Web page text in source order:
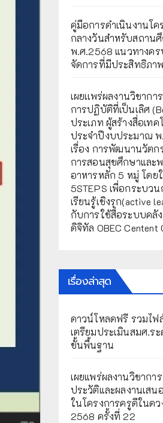
คู่มือการดำเนินงานโค
กลางวันสำหรับสถาน
พ.ศ.2568 แนวทางค
จัดการที่มีประสิทธิภาพ
เผยเเพร่ผลงานวิชากา
การปฏิบัติที่เป็นเลิศ
ประเภท ผู้สร้างสื่อเท
ประจำปีงบประมาณ
เรื่อง การพัฒนานวัตก
การสอนสุขศึกษาและ
อาหารหลัก 5 หมู่ โดย
5STEPS เพื่อกระบว
เรียนรู้เชิงรุก(active
กับการใช้สื่อระบบคลั
ดิจิทัล OBEC Centent
เรื่องล่าสุด
ดาวน์โหลดฟรี รวมไฟ
เตรียมประเมินสมศ.ร
ขั้นพื้นฐาน
เผยแพร่ผลงานวิชากา
ประวัติและผลงานเสน
ในโครงการครูดีในดว
2568 ครั้งที่ 22